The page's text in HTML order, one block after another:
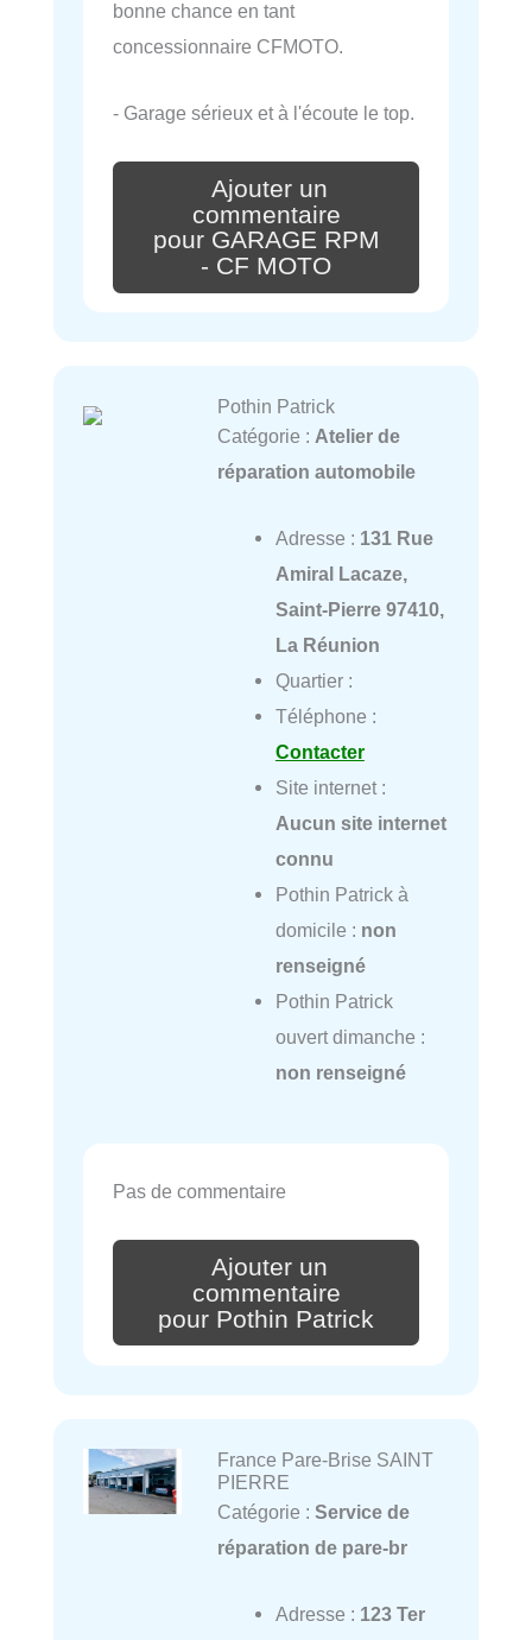
bonne chance en tant
concessionnaire CFMOTO.
- Garage sérieux et à l'écoute le top.
Ajouter un
commentaire
pour GARAGE RPM
- CF MOTO
Pothin Patrick
Catégorie : Atelier de
réparation automobile
Adresse : 131 Rue
Amiral Lacaze,
Saint-Pierre 97410,
La Réunion
Quartier :
Téléphone :
Contacter
Site internet :
Aucun site internet
connu
Pothin Patrick à
domicile : non
renseigné
Pothin Patrick
ouvert dimanche :
non renseigné
Pas de commentaire
Ajouter un
commentaire
pour Pothin Patrick
France Pare-Brise SAINT
PIERRE
Catégorie : Service de
réparation de pare-br
Adresse : 123 Ter